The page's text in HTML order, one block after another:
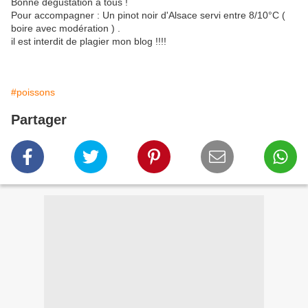
Pour accompagner : Un pinot noir d'Alsace servi entre 8/10°C (
boire avec modération ) .
il est interdit de plagier mon blog !!!!
#poissons
Partager